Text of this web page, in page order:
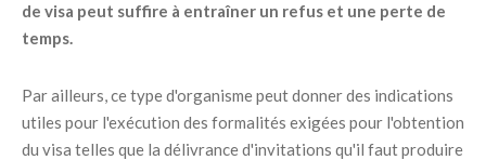
de visa peut suffire à entraîner un refus et une perte de
temps.
Par ailleurs, ce type d'organisme peut donner des indications
utiles pour l'exécution des formalités exigées pour l'obtention
du visa telles que la délivrance d'invitations qu'il faut produire